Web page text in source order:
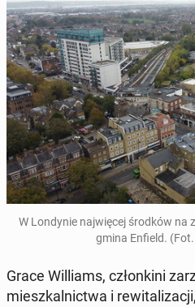
W Lon­dy­nie naj­wię­cej środków na
gmina Enfield.
Grace Wil­liams, człon­ki­ni
miesz­kal­nic­twa i